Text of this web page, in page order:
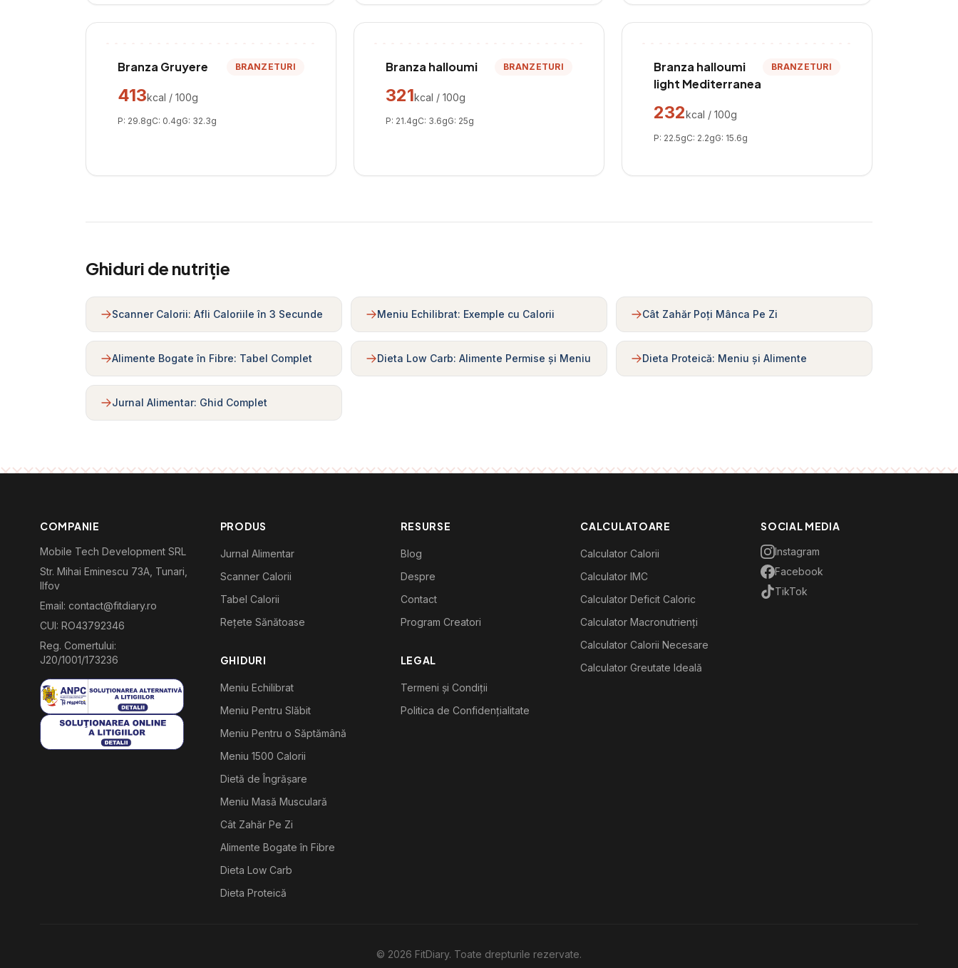
Branza Gruyere BRANZETURI
413kcal / 100g
P: 29.8gC: 0.4gG: 32.3g
Branza halloumi BRANZETURI
321kcal / 100g
P: 21.4gC: 3.6gG: 25g
Branza halloumi
light Mediterranea
BRANZETURI
232kcal / 100g
P: 22.5gC: 2.2gG: 15.6g
Ghiduri de nutriție
Scanner Calorii: Afli Caloriile în 3 Secunde Meniu Echilibrat: Exemple cu Calorii Cât Zahăr Poți Mânca Pe Zi
Alimente Bogate în Fibre: Tabel Complet Dieta Low Carb: Alimente Permise și Meniu Dieta Proteică: Meniu și Alimente
Jurnal Alimentar: Ghid Complet
COMPANIE
Mobile Tech Development SRL
Str. Mihai Eminescu 73A, Tunari,
Ilfov
Email: contact@fitdiary.ro
CUI: RO43792346
Reg. Comertului:
J20/1001/173236
PRODUS
Jurnal Alimentar
Scanner Calorii
Tabel Calorii
Rețete Sănătoase
GHIDURI
Meniu Echilibrat
Meniu Pentru Slăbit
Meniu Pentru o Săptămână
Meniu 1500 Calorii
Dietă de Îngrășare
Meniu Masă Musculară
Cât Zahăr Pe Zi
Alimente Bogate în Fibre
Dieta Low Carb
Dieta Proteică
RESURSE
Blog
Despre
Contact
Program Creatori
LEGAL
Termeni și Condiții
Politica de Confidențialitate
CALCULATOARE
Calculator Calorii
Calculator IMC
Calculator Deficit Caloric
Calculator Macronutrienți
Calculator Calorii Necesare
Calculator Greutate Ideală
SOCIAL MEDIA
Instagram
Facebook
TikTok
© 2026 FitDiary. Toate drepturile rezervate.